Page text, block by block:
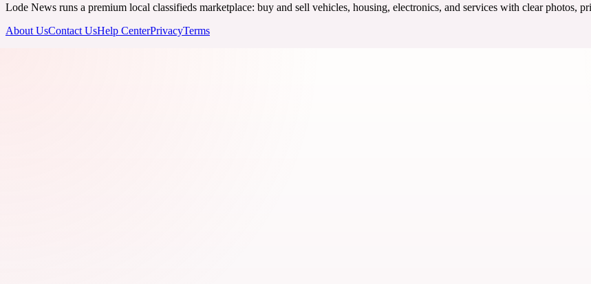
Lode News runs a premium local classifieds marketplace: buy and sell vehicles, housing, electronics, and services with clear photos,
About UsContact UsHelp CenterPrivacyTerms